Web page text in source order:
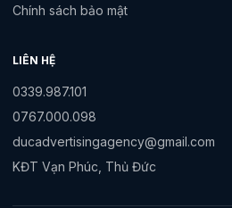
Chính sách bảo mật
LIÊN HỆ
0339.987.101
0767.000.098
ducadvertisingagency@gmail.com
KĐT Vạn Phúc, Thủ Đức